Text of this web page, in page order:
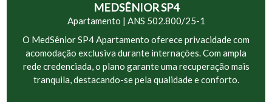
MEDSÊNIOR SP4
Apartamento | ANS 502.800/25-1
O MedSênior SP4 Apartamento oferece privacidade com
acomodação exclusiva durante internações. Com ampla
rede credenciada, o plano garante uma recuperação mais
tranquila, destacando-se pela qualidade e conforto.